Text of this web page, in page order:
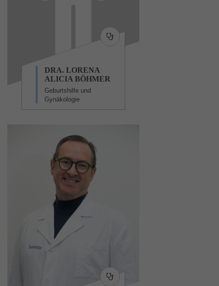
DRA. LORENA
ALICIA BÖHMER
Geburtshilfe und
Gynäkologie